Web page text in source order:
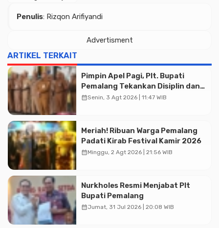
Advertisment
Penulis: Rizqon Arifiyandi
Advertisment
ARTIKEL TERKAIT
Pimpin Apel Pagi, Plt. Bupati
Pemalang Tekankan Disiplin dan
Soliditas ASN untuk Pelayanan
calendar_monthSenin, 3 Agt 2026 | 11:47 WIB
Meriah! Ribuan Warga Pemalang
Padati Kirab Festival Kamir 2026
calendar_monthMinggu, 2 Agt 2026 | 21:56 WIB
Nurkholes Resmi Menjabat Plt
Bupati Pemalang
calendar_monthJumat, 31 Jul 2026 | 20:08 WIB